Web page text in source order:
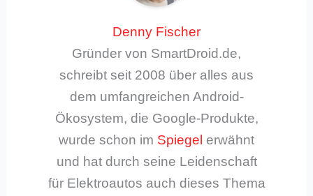
Denny Fischer
Gründer von SmartDroid.de,
schreibt seit 2008 über alles aus
dem umfangreichen Android-
Ökosystem, die Google-Produkte,
wurde schon im Spiegel erwähnt
und hat durch seine Leidenschaft
für Elektroautos auch dieses Thema